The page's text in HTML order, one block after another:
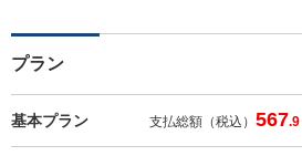
プラン
基本プラン 支払総額（税込）567.9